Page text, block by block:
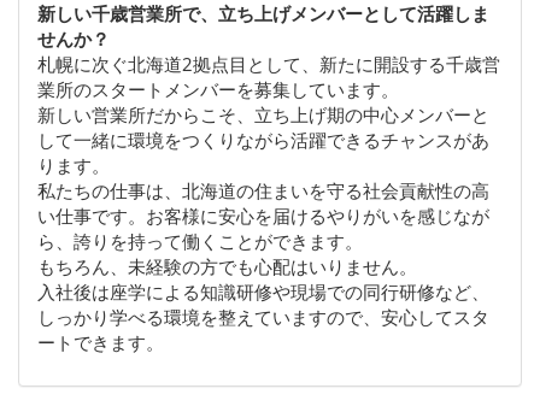
新しい千歳営業所で、立ち上げメンバーとして活躍しま
せんか？
札幌に次ぐ北海道2拠点目として、新たに開設する千歳営
業所のスタートメンバーを募集しています。
新しい営業所だからこそ、立ち上げ期の中心メンバーと
して一緒に環境をつくりながら活躍できるチャンスがあ
ります。
私たちの仕事は、北海道の住まいを守る社会貢献性の高
い仕事です。お客様に安心を届けるやりがいを感じなが
ら、誇りを持って働くことができます。
もちろん、未経験の方でも心配はいりません。
入社後は座学による知識研修や現場での同行研修など、
しっかり学べる環境を整えていますので、安心してスタ
ートできます。